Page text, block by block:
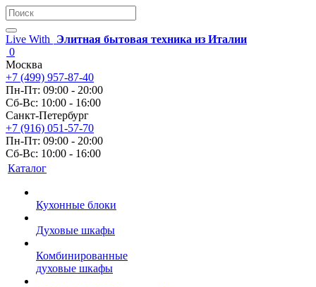
Live With
Элитная бытовая техника из Италии
0
Москва
+7 (499) 957-87-40
Пн-Пт: 09:00 - 20:00
Сб-Вс: 10:00 - 16:00
Санкт-Петербург
+7 (916) 051-57-70
Пн-Пт: 09:00 - 20:00
Сб-Вс: 10:00 - 16:00
Каталог
Кухонные блоки
Духовые шкафы
Комбинированные
духовые шкафы